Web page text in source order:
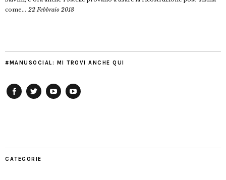
come... 22 Febbraio 2018
#MANUSOCIAL: MI TROVI ANCHE QUI
CATEGORIE